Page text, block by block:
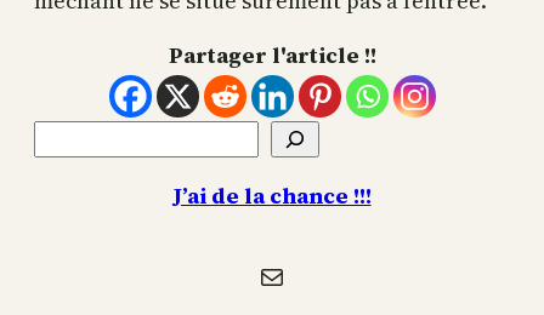
Partager l'article !!
J’ai de la chance !!!
E-mail